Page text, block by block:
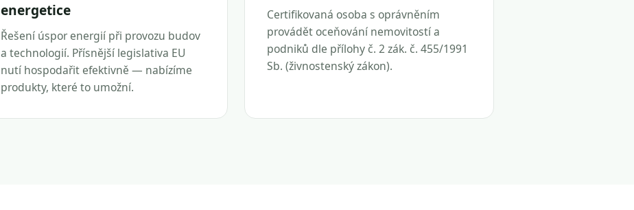
energetice
Řešení úspor energií při provozu budov
a technologií. Přísnější legislativa EU
nutí hospodařit efektivně — nabízíme
produkty, které to umožní.
Certifikovaná osoba s oprávněním
provádět oceňování nemovitostí a
podniků dle přílohy č. 2 zák. č. 455/1991
Sb. (živnostenský zákon).